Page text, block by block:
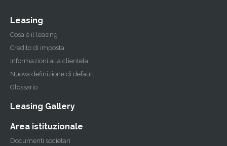
Leasing
Cosa è il leasing
Credito di imposta
Informazioni alla clientela
Nuova definizione di default
Glossario
Leasing Gallery
Area istituzionale
Documenti societari